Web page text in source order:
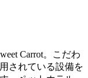
Carrot。こだわ
されている設備を